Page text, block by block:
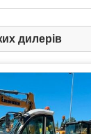
дилерів